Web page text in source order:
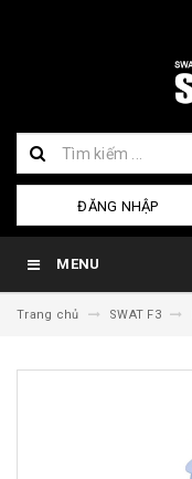
ĐĂNG NHẬP
MENU
Trang chủ SWAT F3